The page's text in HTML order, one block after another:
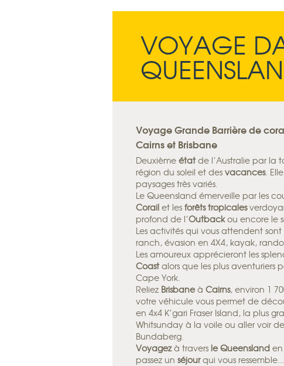
VOYAGE
Voyage Grande Barrière de
Cairns et Brisbane
Deuxième état de l’Australie par la
région du soleil et des vacances.
paysages très variés.
Le Queensland émerveille par les
Corail et les forêts tropicales
profond de l’Outbackou encore le
Les activités qui vous attendent
ranch, évasion en 4X4, kayak,
Les amoureux apprécieront les
Coast alors que les plus aventuriers
Cape York.
Reliez Brisbane à Cairns, environ 1
votre véhicule vous permet de
en 4x4 K’gari Fraser Island, la plus
Whitsunday à la voile ou aller voir
Bundaberg.
Voyagezà travers le Queensland
passez un séjourqui vous ressemble...